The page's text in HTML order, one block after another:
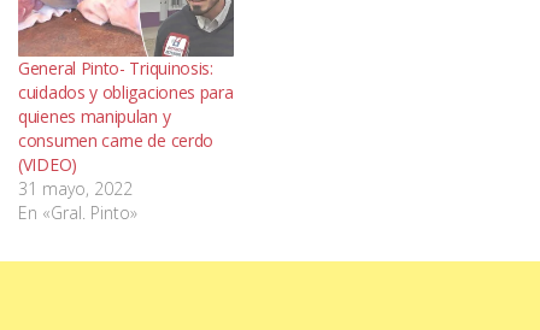
General Pinto- Triquinosis:
cuidados y obligaciones para
quienes manipulan y
consumen carne de cerdo
(VIDEO)
31 mayo, 2022
En «Gral. Pinto»